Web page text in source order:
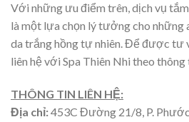
Với những ưu điểm trên, dịch vụ
là một lựa chọn lý tưởng cho những
da trắng hồng tự nhiên. Để được tư
liên hệ với Spa Thiên Nhi theo
THÔNG TIN LIÊN HỆ:
Địa chỉ:453C Đường 21/8, P. Phước